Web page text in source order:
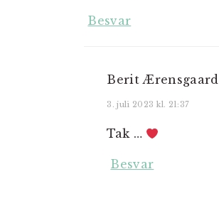
Besvar
Berit Ærensgaard
3. juli 2023 kl. 21:37
Tak …
Besvar